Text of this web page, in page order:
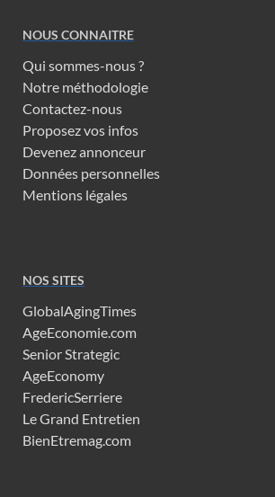
NOUS CONNAITRE
Qui sommes-nous ?
Notre méthodologie
Contactez-nous
Proposez vos infos
Devenez annonceur
Données personnelles
Mentions légales
NOS SITES
GlobalAgingTimes
AgeEconomie.com
Senior Strategic
AgeEconomy
FredericSerriere
Le Grand Entretien
BienEtremag.com